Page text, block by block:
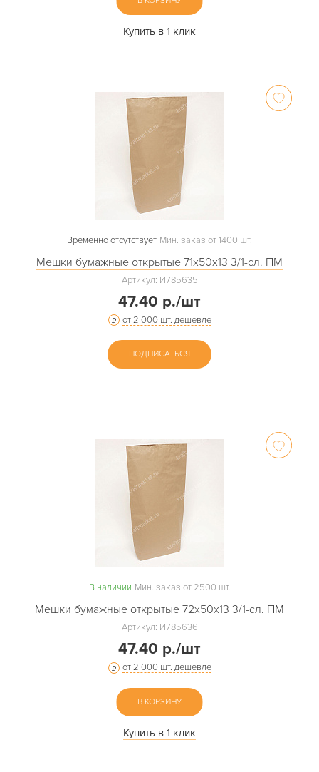
Купить в 1 клик
Временно отсутствует Мин. заказ от 1400 шт.
Мешки бумажные открытые 71х50х13 3/1-сл. ПМ
Артикул: И785635
47.40 р./шт
от 2 000 шт. дешевле
ПОДПИСАТЬСЯ
В наличии Мин. заказ от 2500 шт.
Мешки бумажные открытые 72х50х13 3/1-сл. ПМ
Артикул: И785636
47.40 р./шт
от 2 000 шт. дешевле
В КОРЗИНУ
Купить в 1 клик